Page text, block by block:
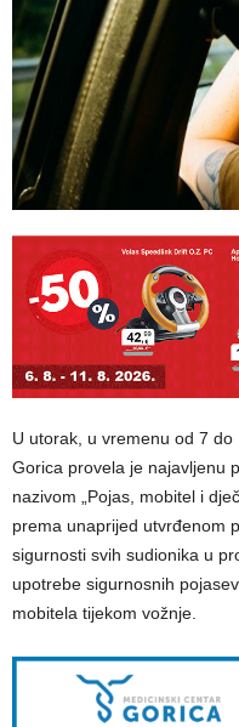
U utorak, u vremenu od 7 do
Gorica provela je najavljenu
nazivom „Pojas, mobitel i
prema unaprijed utvrđenom
sigurnosti svih sudionika u
upotrebe sigurnosnih
mobitela tijekom vožnje.